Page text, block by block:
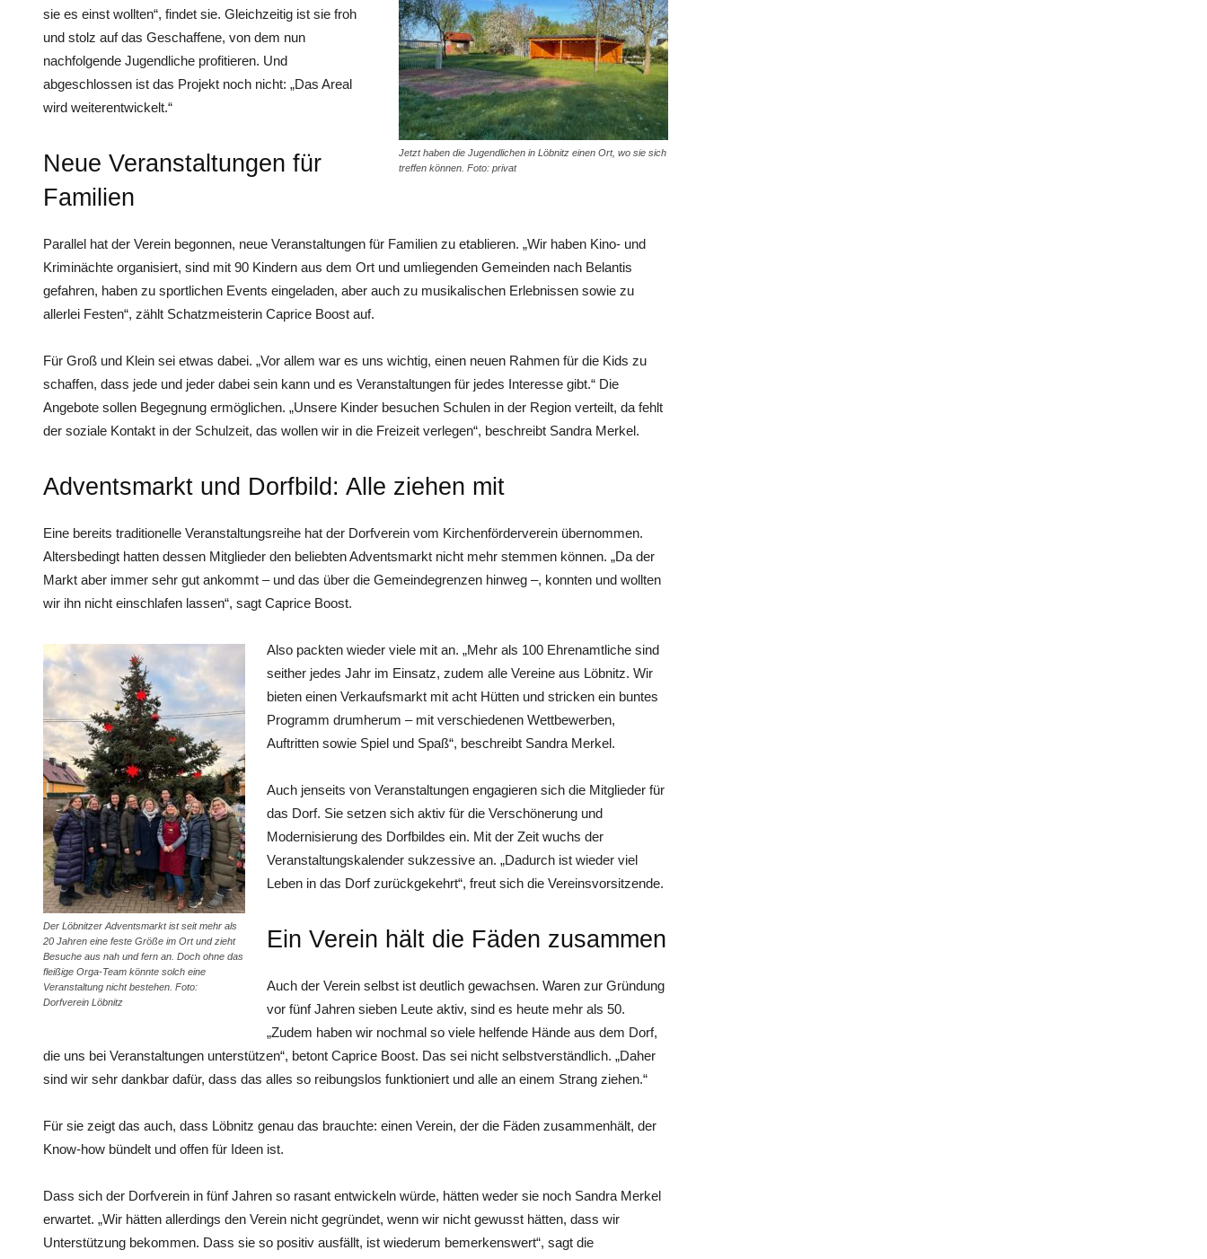
Jetzt haben die Jugendlichen in Löbnitz einen Ort, wo sie sich
treffen können. Foto: privat
sie es einst wollten“, findet sie. Gleichzeitig ist sie froh
und stolz auf das Geschaffene, von dem nun
nachfolgende Jugendliche profitieren. Und
abgeschlossen ist das Projekt noch nicht: „Das Areal
wird weiterentwickelt.“
Neue Veranstaltungen für
Familien
Parallel hat der Verein begonnen, neue Veranstaltungen für Familien zu etablieren. „Wir haben Kino- und
Kriminächte organisiert, sind mit 90 Kindern aus dem Ort und umliegenden Gemeinden nach Belantis
gefahren, haben zu sportlichen Events eingeladen, aber auch zu musikalischen Erlebnissen sowie zu
allerlei Festen“, zählt Schatzmeisterin Caprice Boost auf.
Für Groß und Klein sei etwas dabei. „Vor allem war es uns wichtig, einen neuen Rahmen für die Kids zu
schaffen, dass jede und jeder dabei sein kann und es Veranstaltungen für jedes Interesse gibt.“ Die
Angebote sollen Begegnung ermöglichen. „Unsere Kinder besuchen Schulen in der Region verteilt, da fehlt
der soziale Kontakt in der Schulzeit, das wollen wir in die Freizeit verlegen“, beschreibt Sandra Merkel.
Adventsmarkt und Dorfbild: Alle ziehen mit
Eine bereits traditionelle Veranstaltungsreihe hat der Dorfverein vom Kirchenförderverein übernommen.
Altersbedingt hatten dessen Mitglieder den beliebten Adventsmarkt nicht mehr stemmen können. „Da der
Markt aber immer sehr gut ankommt – und das über die Gemeindegrenzen hinweg –, konnten und wollten
wir ihn nicht einschlafen lassen“, sagt Caprice Boost.
Der Löbnitzer Adventsmarkt ist seit mehr als
20 Jahren eine feste Größe im Ort und zieht
Besuche aus nah und fern an. Doch ohne das
fleißige Orga-Team könnte solch eine
Veranstaltung nicht bestehen. Foto:
Dorfverein Löbnitz
Also packten wieder viele mit an. „Mehr als 100 Ehrenamtliche sind
seither jedes Jahr im Einsatz, zudem alle Vereine aus Löbnitz. Wir
bieten einen Verkaufsmarkt mit acht Hütten und stricken ein buntes
Programm drumherum – mit verschiedenen Wettbewerben,
Auftritten sowie Spiel und Spaß“, beschreibt Sandra Merkel.
Auch jenseits von Veranstaltungen engagieren sich die Mitglieder für
das Dorf. Sie setzen sich aktiv für die Verschönerung und
Modernisierung des Dorfbildes ein. Mit der Zeit wuchs der
Veranstaltungskalender sukzessive an. „Dadurch ist wieder viel
Leben in das Dorf zurückgekehrt“, freut sich die Vereinsvorsitzende.
Ein Verein hält die Fäden zusammen
Auch der Verein selbst ist deutlich gewachsen. Waren zur Gründung
vor fünf Jahren sieben Leute aktiv, sind es heute mehr als 50.
„Zudem haben wir nochmal so viele helfende Hände aus dem Dorf,
die uns bei Veranstaltungen unterstützen“, betont Caprice Boost. Das sei nicht selbstverständlich. „Daher
sind wir sehr dankbar dafür, dass das alles so reibungslos funktioniert und alle an einem Strang ziehen.“
Für sie zeigt das auch, dass Löbnitz genau das brauchte: einen Verein, der die Fäden zusammenhält, der
Know-how bündelt und offen für Ideen ist.
Dass sich der Dorfverein in fünf Jahren so rasant entwickeln würde, hätten weder sie noch Sandra Merkel
erwartet. „Wir hätten allerdings den Verein nicht gegründet, wenn wir nicht gewusst hätten, dass wir
Unterstützung bekommen. Dass sie so positiv ausfällt, ist wiederum bemerkenswert“, sagt die